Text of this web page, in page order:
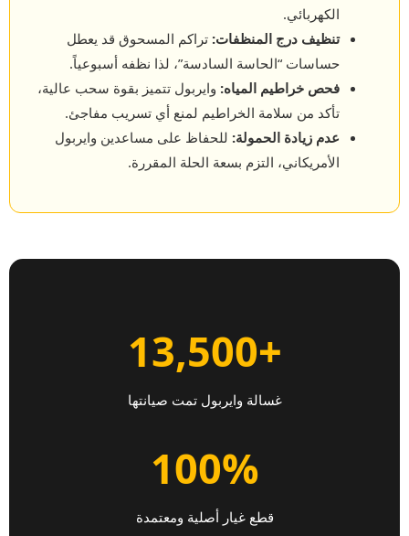
الكهربائي.
تنظيف درج المنظفات: تراكم المسحوق قد يعطل
حساسات “الحاسة السادسة”، لذا نظفه أسبوعياً.
فحص خراطيم المياه: وايربول تتميز بقوة سحب عالية،
تأكد من سلامة الخراطيم لمنع أي تسريب مفاجئ.
عدم زيادة الحمولة: للحفاظ على مساعدين وايربول
الأمريكاني، التزم بسعة الحلة المقررة.
+13,500
غسالة وايربول تمت صيانتها
100%
قطع غيار أصلية ومعتمدة